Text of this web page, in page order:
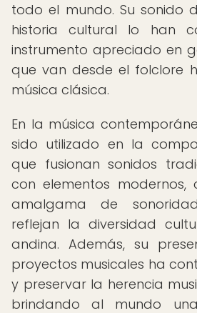
todo el mundo. Su sonido
historia cultural lo han
instrumento apreciado en
que van desde el folclore
música clásica.
En la música
sido utilizado en la
que fusionan sonidos
con elementos
amalgama de
reflejan la diversidad
andina. Además, su
proyectos musicales ha
y preservar la herencia
brindando al mundo